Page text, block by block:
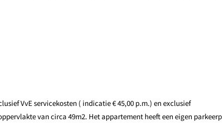
VvE servicekosten ( indicatie € 45,00 p.m.) en exclusief
van circa 49m2. Het appartement heeft een eigen